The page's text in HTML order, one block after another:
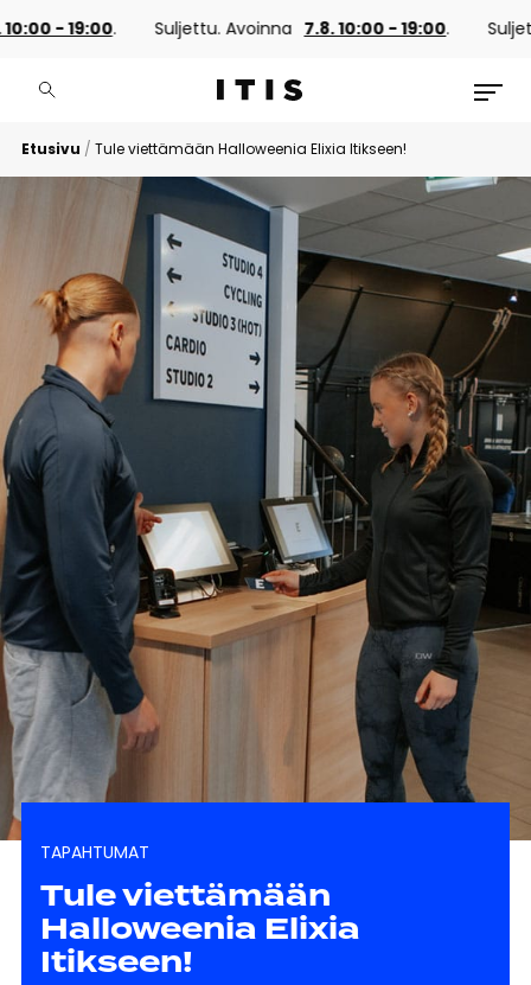
- 19:00. Suljettu. Avoinna 7.8. 10:00 - 19:00. Suljettu.
Etusivu / Tule viettämään Halloweenia Elixia Itikseen!
Tule viettämään
Halloweenia Elixia
Itikseen!
TAPAHTUMAT